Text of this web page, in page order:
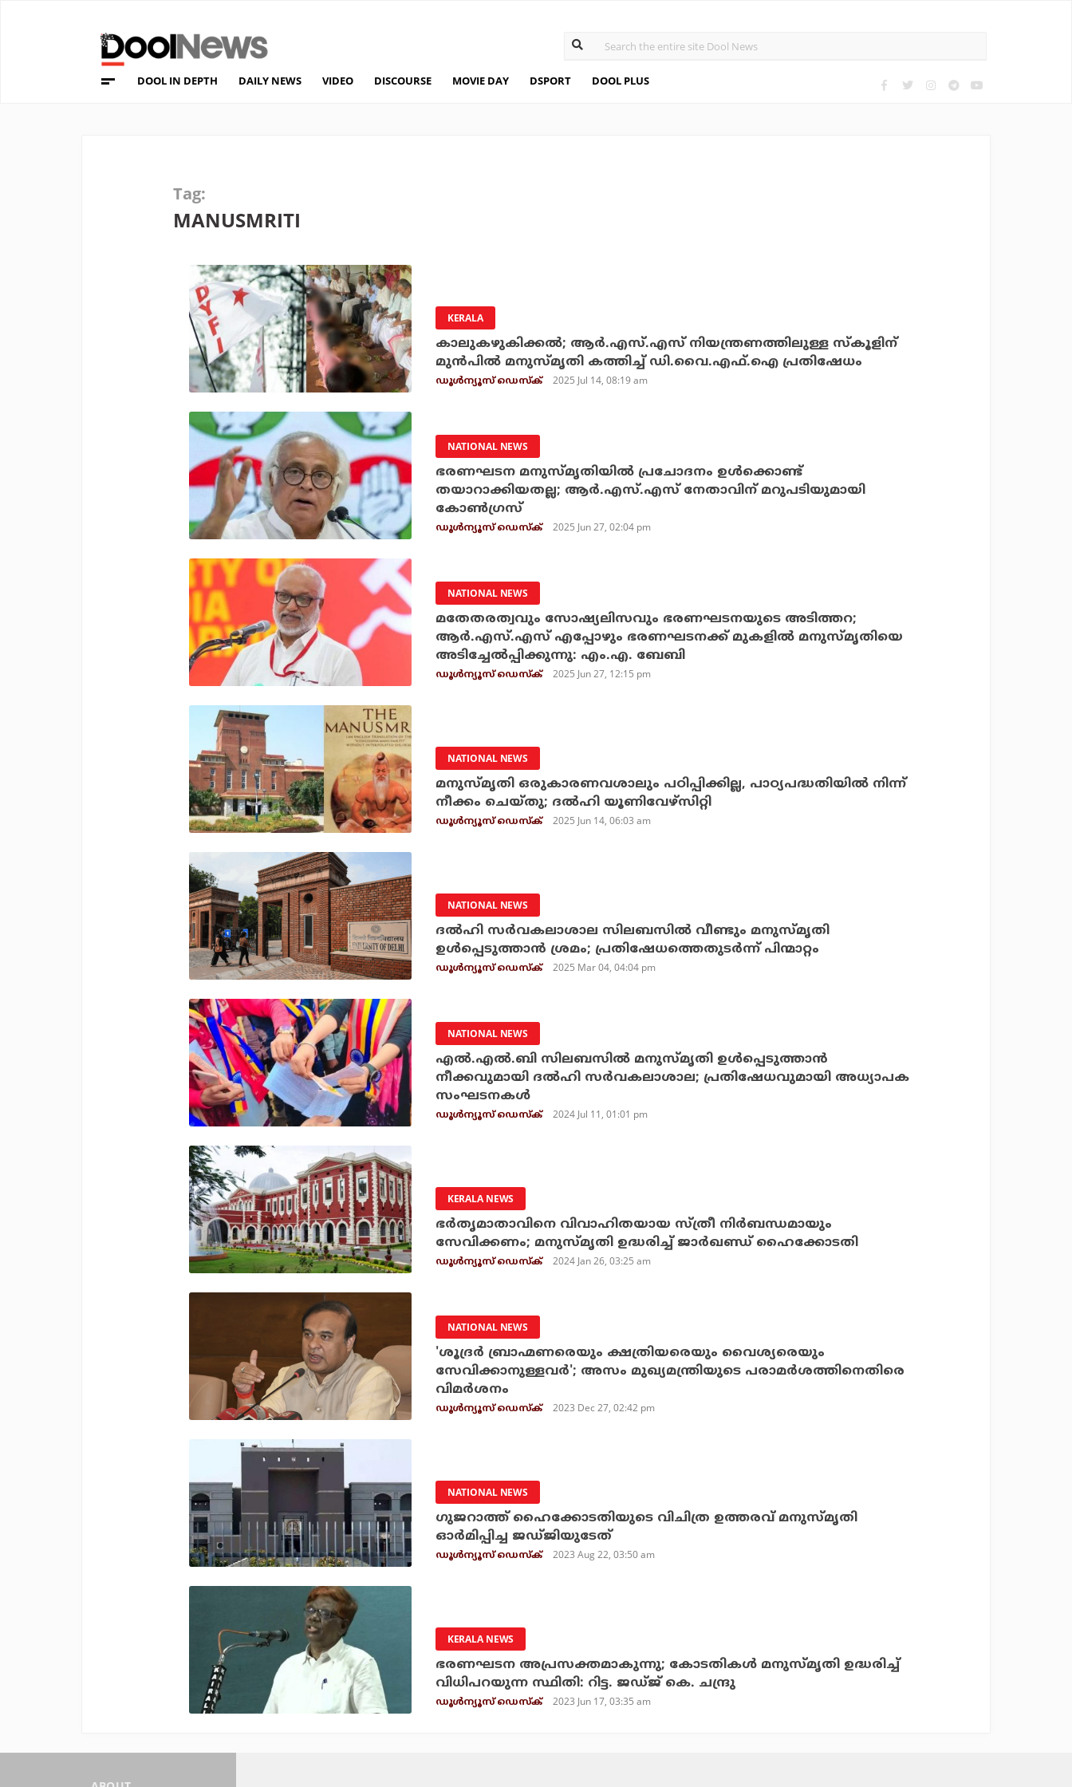
DOOL IN DEPTH DAILY NEWS VIDEO DISCOURSE MOVIE DAY DSPORT DOOL PLUS
Tag:
MANUSMRITI
KERALA
കാലുകഴുകിക്കൽ; ആര്‍.എസ്.എസ് നിയന്ത്രണത്തിലുള്ള സ്‌കൂളിന്
മുന്‍പില്‍ മനുസ്മൃതി കത്തിച്ച് ഡി.വൈ.എഫ്.ഐ പ്രതിഷേധം
ഡൂള്‍ന്യൂസ് ഡെസ്‌ക് 2025 Jul 14, 08:19 am
NATIONAL NEWS
ഭരണഘടന മനുസ്മൃതിയില്‍ പ്രചോദനം ഉള്‍ക്കൊണ്ട്
തയാറാക്കിയതല്ല; ആര്‍.എസ്.എസ് നേതാവിന് മറുപടിയുമായി
കോണ്‍ഗ്രസ്
ഡൂള്‍ന്യൂസ് ഡെസ്‌ക് 2025 Jun 27, 02:04 pm
NATIONAL NEWS
മതേതരത്വവും സോഷ്യലിസവും ഭരണഘടനയുടെ അടിത്തറ;
ആര്‍.എസ്.എസ് എപ്പോഴും ഭരണഘടനക്ക് മുകളില്‍ മനുസ്മൃതിയെ
അടിച്ചേല്‍പ്പിക്കുന്നു: എം.എ. ബേബി
ഡൂള്‍ന്യൂസ് ഡെസ്‌ക് 2025 Jun 27, 12:15 pm
NATIONAL NEWS
മനുസ്മൃതി ഒരുകാരണവശാലും പഠിപ്പിക്കില്ല, പാഠ്യപദ്ധതിയിൽ നിന്ന്
നീക്കം ചെയ്തു; ദൽഹി യൂണിവേഴ്സിറ്റി
ഡൂള്‍ന്യൂസ് ഡെസ്‌ക് 2025 Jun 14, 06:03 am
NATIONAL NEWS
ദല്‍ഹി സര്‍വകലാശാല സിലബസില്‍ വീണ്ടും മനുസ്മൃതി
ഉള്‍പ്പെടുത്താന്‍ ശ്രമം; പ്രതിഷേധത്തെതുടര്‍ന്ന് പിന്മാറ്റം
ഡൂള്‍ന്യൂസ് ഡെസ്‌ക് 2025 Mar 04, 04:04 pm
NATIONAL NEWS
എൽ.എൽ.ബി സിലബസിൽ മനുസ്മൃതി ഉള്‍പ്പെടുത്താന്‍
നീക്കവുമായി ദല്‍ഹി സർവകലാശാല; പ്രതിഷേധവുമായി അധ്യാപക
സംഘടനകള്‍
ഡൂള്‍ന്യൂസ് ഡെസ്‌ക് 2024 Jul 11, 01:01 pm
KERALA NEWS
ഭർതൃമാതാവിനെ വിവാഹിതയായ സ്ത്രീ നിർബന്ധമായും
സേവിക്കണം; മനുസ്മൃതി ഉദ്ധരിച്ച് ജാർഖണ്ഡ് ഹൈക്കോടതി
ഡൂള്‍ന്യൂസ് ഡെസ്‌ക് 2024 Jan 26, 03:25 am
NATIONAL NEWS
'ശൂദ്രർ ബ്രാഹ്മണരെയും ക്ഷത്രിയരെയും വൈശ്യരെയും
സേവിക്കാനുള്ളവർ'; അസം മുഖ്യമന്ത്രിയുടെ പരാമർശത്തിനെതിരെ
വിമർശനം
ഡൂള്‍ന്യൂസ് ഡെസ്‌ക് 2023 Dec 27, 02:42 pm
NATIONAL NEWS
ഗുജറാത്ത് ഹൈക്കോടതിയുടെ വിചിത്ര ഉത്തരവ് മനുസ്മൃതി
ഓര്‍മിപ്പിച്ച ജഡ്ജിയുടേത്
ഡൂള്‍ന്യൂസ് ഡെസ്‌ക് 2023 Aug 22, 03:50 am
KERALA NEWS
ഭരണഘടന അപ്രസക്തമാകുന്നു; കോടതികള്‍ മനുസ്മൃതി ഉദ്ധരിച്ച്
വിധിപറയുന്ന സ്ഥിതി: റിട്ട. ജഡ്ജ് കെ. ചന്ദ്രു
ഡൂള്‍ന്യൂസ് ഡെസ്‌ക് 2023 Jun 17, 03:35 am